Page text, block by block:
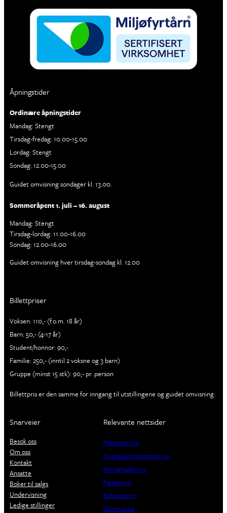
Åpningstider
Ordinære åpningstider
Mandag: Stengt
Tirsdag-fredag: 10.00-15.00
Lørdag: Stengt
Søndag: 12.00-15.00
Guidet omvisning søndager kl. 13.00.
Sommeråpent 1. juli – 16. august
Mandag: Stengt
Tirsdag-lørdag: 11.00-16.00
Søndag: 12.00-16.00
Guidet omvisning hver tirsdag-søndag kl. 12.00
Billettpriser
Voksen: 110,- (f.o.m. 18 år)
Barn: 50,- (4-17 år)
Student/honnør: 90,-
Familie: 250,- (inntil 2 voksne og 3 barn)
Gruppe (minst 15 stk): 90,- pr. person
Billettpris er den samme for inngang til utstillingene og guidet omvisning.
Snarveier
Besøk oss
Om oss
Kontakt
Ansatte
Bøker til salgs
Undervisning
Ledige stillinger
Relevante nettsider
Plattform.no
Krigsseilerregisteret.no
Minnehallen.no
Fanger.no
Beheard.no
Glimtvis.no